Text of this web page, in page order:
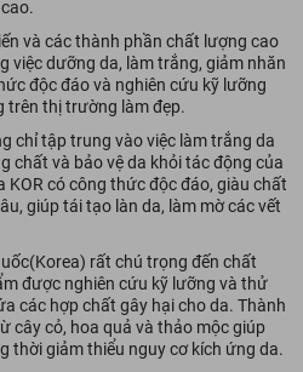
và các thành phần chất lượng cao
việc dưỡng da, làm trắng, giảm nhăn
độc đáo và nghiên cứu kỹ lưỡng
trên thị trường làm đẹp.
chỉ tập trung vào việc làm trắng da
chất và bảo vệ da khỏi tác động của
KOR có công thức độc đáo, giàu chất
giúp tái tạo làn da, làm mờ các vết
rất chú trọng đến chất
được nghiên cứu kỹ lưỡng và thử
các hợp chất gây hại cho da. Thành
cây cỏ, hoa quả và thảo mộc giúp
thời giảm thiểu nguy cơ kích ứng da.